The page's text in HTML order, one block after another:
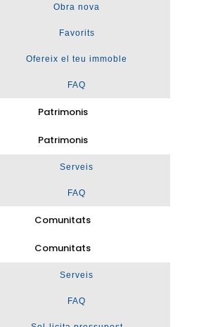
Obra nova
Favorits
Ofereix el teu immoble
FAQ
Patrimonis
Patrimonis
Serveis
FAQ
Comunitats
Comunitats
Serveis
FAQ